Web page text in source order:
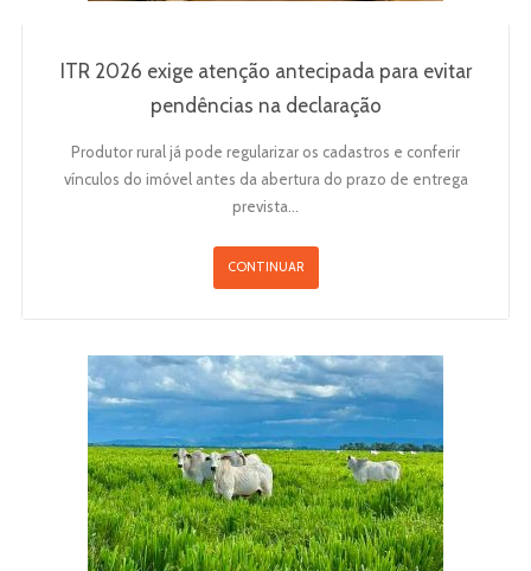
ITR 2026 exige atenção antecipada para evitar
pendências na declaração
Produtor rural já pode regularizar os cadastros e conferir
vínculos do imóvel antes da abertura do prazo de entrega
prevista…
CONTINUAR